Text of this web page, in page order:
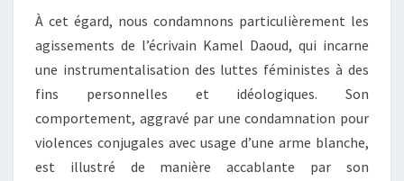
À cet égard, nous condamnons particulièrement les
agissements de l’écrivain Kamel Daoud, qui incarne
une instrumentalisation des luttes féministes à des
fins personnelles et idéologiques. Son
comportement, aggravé par une condamnation pour
violences conjugales avec usage d’une arme blanche,
est illustré de manière accablante par son